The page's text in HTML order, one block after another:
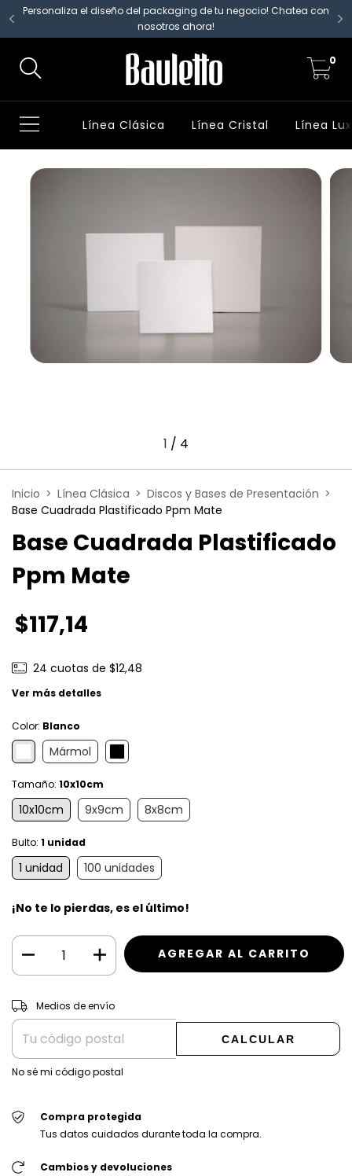
Personaliza el diseño del packaging de tu negocio! Chatea con
nosotros ahora!
0
Línea Clásica Línea Cristal Línea
1 / 4
Inicio > Línea Clásica > Discos y Bases de Presentación >
Base Cuadrada Plastificado Ppm Mate
Base Cuadrada Plastificado
Ppm Mate
$117,14
24 cuotas de $12,48
Ver más detalles
Color: Blanco
Mármol
Tamaño: 10x10cm
10x10cm 9x9cm 8x8cm
Bulto: 1 unidad
1 unidad 100 unidades
¡No te lo pierdas, es el último!
Entregas para el CP:
Medios de envío
CALCULAR
No sé mi código postal
Compra protegida
Tus datos cuidados durante toda la compra.
Cambios y devoluciones